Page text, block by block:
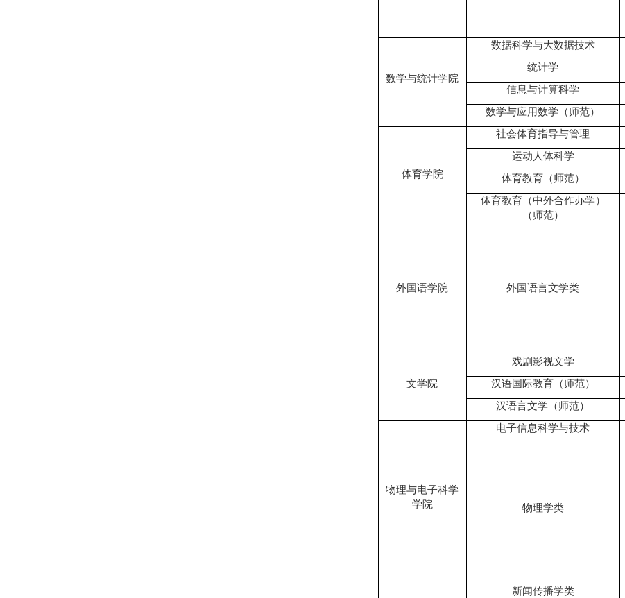
数学与统计学院
数据科学与大数据技术
统计学
信息与计算科学
数学与应用数学（师范）
体育学院
社会体育指导与管理
运动人体科学
体育教育（师范）
体育教育（中外合作办学）
（师范）
外国语学院 外国语言文学类
文学院
戏剧影视文学
汉语国际教育（师范）
汉语言文学（师范）
物理与电子科学
学院
电子信息科学与技术
物理学类
新闻传播学类